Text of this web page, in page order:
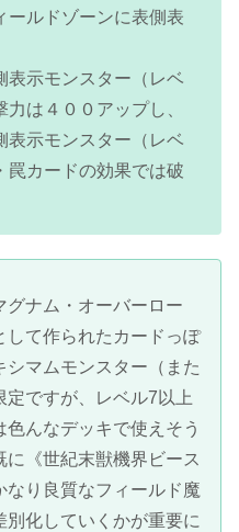
ールドゾーンに表側表
表示モンスター（レベ
は４００アップし、
表示モンスター（レベ
罠カードの効果では破
グナム・オーバーロー
して作られたカードっぽ
マムモンスター（また
ですが、レベル7以上
んなデッキで使えそう
《世紀末獣機界ビース
なり良質なフィールド魔
化していくかが重要に